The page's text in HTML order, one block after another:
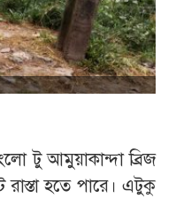
টু আমুয়াকান্দা ব্রিজ
হতে পারে। এটুকু